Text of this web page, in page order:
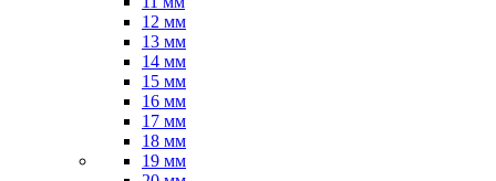
12 мм
13 мм
14 мм
15 мм
16 мм
17 мм
18 мм
19 мм